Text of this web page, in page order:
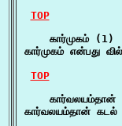
TOP
    கார்முகம் (1)
கார்முகம் என்பது
TOP
கார்வலயம்தான்
கார்வலயம்தான்